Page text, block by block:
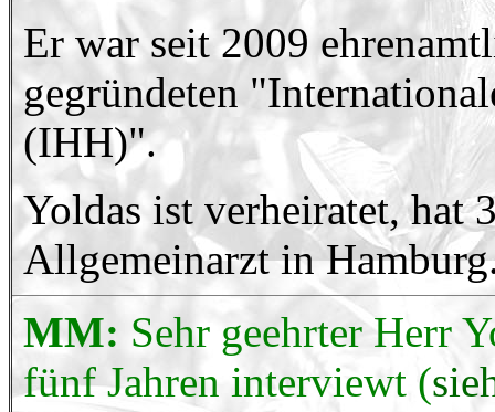
Er war seit 2009
gegründeten
(IHH)".
Yoldas ist verheiratet, hat
Allgemeinarzt in
MM: Sehr geehrter Herr
fünf Jahren interviewt (